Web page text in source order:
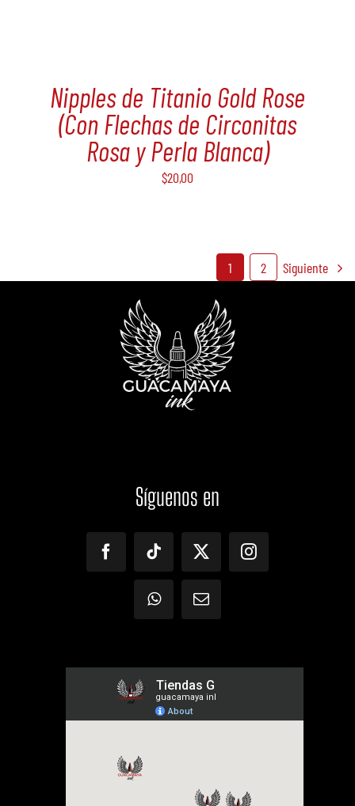
Nipples de Titanio Gold Rose
(Con Flechas de Circonitas
Rosa y Perla Blanca)
$20,00
1 2 Siguiente
Síguenos en